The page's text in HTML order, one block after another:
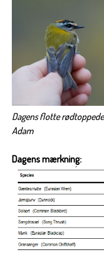
Dagens flotte
Adam
Dagens mærkning: